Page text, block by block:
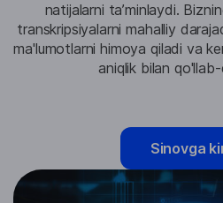
natijalarni taʼminlaydi.
transkripsiyalarni mahalliy
ma'lumotlarni himoya qiladi va
aniqlik bilan
Sinovga